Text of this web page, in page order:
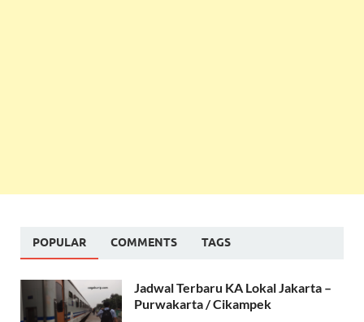
POPULAR COMMENTS TAGS
Jadwal Terbaru KA Lokal Jakarta –
Purwakarta / Cikampek